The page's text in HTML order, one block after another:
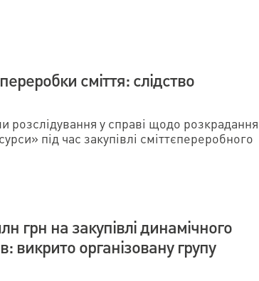
сміття: слідство
у справі щодо розкрадання
під час закупівлі сміттєпереробного
грн на закупівлі динамічного
викрито організовану групу